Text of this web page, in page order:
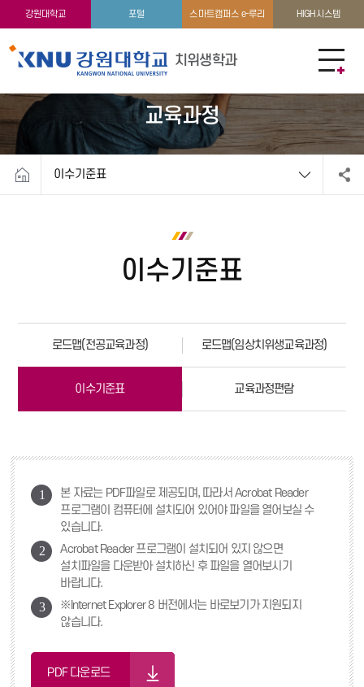
강원대학교 포털 스마트캠퍼스 e-루리 HIGH시스템
치위생학과
학과소개 학생활동
교육과정
이수기준표
이수기준표
로드맵(전공교육과정) 로드맵(임상치위생교육과정)
이수기준표 교육과정편람
1
본 자료는 PDF파일로 제공되며, 따라서 Acrobat Reader
프로그램이 컴퓨터에 설치되어 있어야 파일을 열어보실 수
있습니다.
2
Acrobat Reader 프로그램이 설치되어 있지 않으면
설치파일을 다운받아 설치하신 후 파일을 열어보시기
바랍니다.
3
※Internet Explorer 8 버전에서는 바로보기가 지원되지
않습니다.
PDF 다운로드